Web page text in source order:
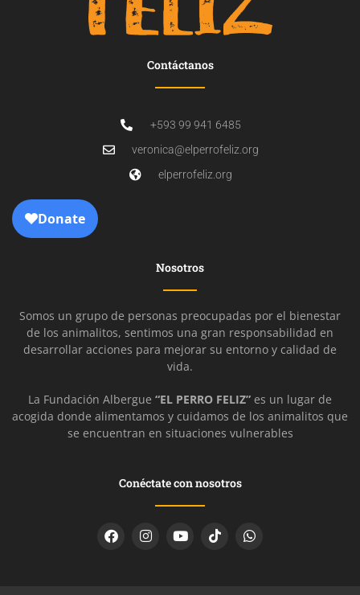
Contáctanos
+593 99 941 6485
veronica@elperrofeliz.org
elperrofeliz.org
Nosotros
Somos un grupo de personas preocupadas por el bienestar
de los animalitos, sentimos una gran responsabilidad en
desarrollar acciones para mejorar su entorno y calidad de
vida.
La Fundación Albergue “EL PERRO FELIZ” es un lugar de
acogida donde alimentamos y cuidamos de los animalitos que
se encuentran en situaciones vulnerables
Conéctate con nosotros